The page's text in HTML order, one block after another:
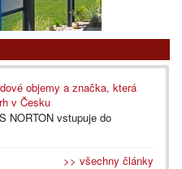
objemy a značka, která
v Česku
NORTON vstupuje do
>> všechny články